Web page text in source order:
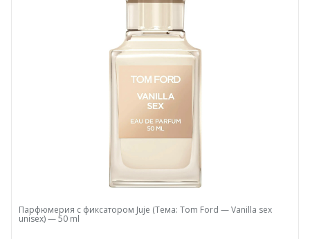
Парфюмерия с фиксатором Juje (Тема: Tom Ford — Vanilla sex
unisex) — 50 ml